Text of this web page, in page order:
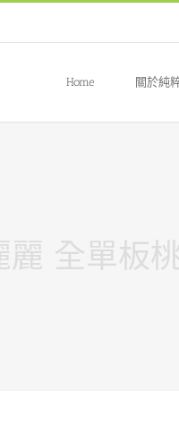
Home 關於純
全單板